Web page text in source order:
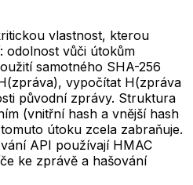
vlastnost, kterou
odolnost vůči útokům
samotného SHA-256
vypočítat H(zpráva
původní zprávy. Struktura
(vnitřní hash a vnější hash
útoku zcela zabraňuje.
API používají HMAC
ke zprávě a hašování